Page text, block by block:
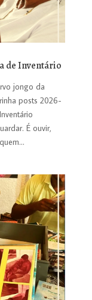
de Inventário
jongo da
posts 2026-
É ouvir,